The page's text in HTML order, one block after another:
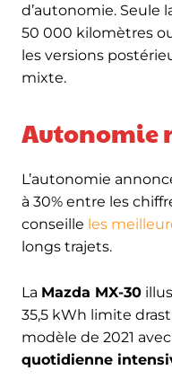
d’autonomie. Seule
50 000 kilomètres
les versions
mixte.
Autonomie
L’autonomie
à 30% entre les
conseille les
longs trajets.
La Mazda MX-30
35,5 kWh limite
modèle de 2021
quotidienne